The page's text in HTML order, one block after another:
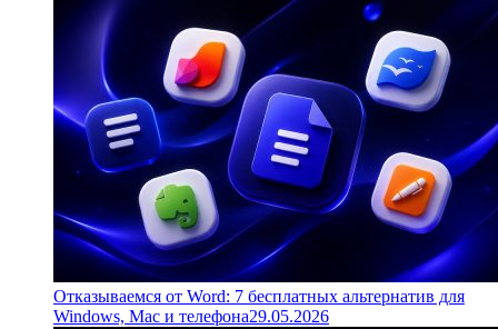
Отказываемся от Word: 7 бесплатных альтернатив для
Windows, Mac и телефона29.05.2026